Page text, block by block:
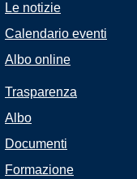
Le notizie
Calendario eventi
Albo online
Trasparenza
Albo
Documenti
Formazione